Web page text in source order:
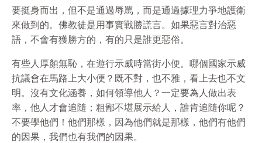
要挺身而出，但不是通過辱罵，而是通過據理力爭地護衛
來做到的。佛教徒是用事實戰勝謊言。如果惡言對治惡
語，不會有獲勝方的，有的只是誰更惡俗。
有些人厚顏無恥，在遊行示威時當街小便。哪個國家示威
抗議會在馬路上大小便？既不對，也不雅，看上去也不文
明。沒有文化涵養，如何領導他人？一定要為人做出表
率，他人才會追隨；粗鄙不堪展示給人，誰肯追隨你呢？
不要學他們！他們那樣，因為他們就是那樣，他們有他們
的因果，我們也有我們的因果。